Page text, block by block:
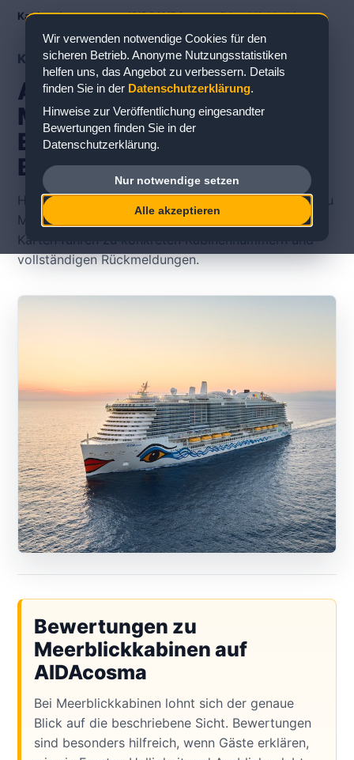
Kabinenbewertungen/AIDA/AIDAcosma/Meerblickkabine
KABINENTYP
AIDAcosma
Meerblickkabine:
Erfahrungen und
Bewertungen
Hier finden Sie veröffentlichte Erfahrungsberichte zu
Meerblickkabinen auf der AIDAcosma. Die einzelnen
Karten führen zu konkreten Kabinennummern und
vollständigen Rückmeldungen.
Bewertungen zu
Meerblickkabinen auf
AIDAcosma
Bei Meerblickkabinen lohnt sich der genaue
Blick auf die beschriebene Sicht. Bewertungen
sind besonders hilfreich, wenn Gäste erklären,
Wir verwenden notwendige Cookies für den
sicheren Betrieb. Anonyme Nutzungsstatistiken
helfen uns, das Angebot zu verbessern. Details
finden Sie in der Datenschutzerklärung.
Hinweise zur Veröffentlichung eingesandter
Bewertungen finden Sie in der
Datenschutzerklärung.
Nur notwendige setzen
Alle akzeptieren